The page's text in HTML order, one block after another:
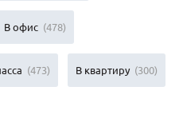
В офис (478)
(473) В квартиру (300)